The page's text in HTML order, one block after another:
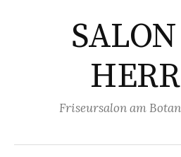
überspringen
Friseursalon am